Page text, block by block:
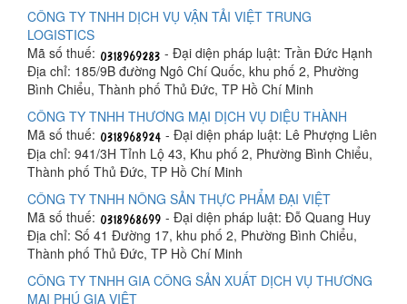
CÔNG TY TNHH DỊCH VỤ VẬN TẢI VIỆT TRUNG
LOGISTICS
Mã số thuế:
- Đại diện pháp luật: Trần Đức Hạnh
Địa chỉ: 185/9B đường Ngô Chí Quốc, khu phố 2, Phường
Bình Chiểu, Thành phố Thủ Đức, TP Hồ Chí Minh
CÔNG TY TNHH THƯƠNG MẠI DỊCH VỤ DIỆU THÀNH
Mã số thuế:
- Đại diện pháp luật: Lê Phượng Liên
Địa chỉ: 941/3H Tỉnh Lộ 43, Khu phố 2, Phường Bình Chiểu,
Thành phố Thủ Đức, TP Hồ Chí Minh
CÔNG TY TNHH NÔNG SẢN THỰC PHẨM ĐẠI VIỆT
Mã số thuế:
- Đại diện pháp luật: Đỗ Quang Huy
Địa chỉ: Số 41 Đường 17, khu phố 2, Phường Bình Chiểu,
Thành phố Thủ Đức, TP Hồ Chí Minh
CÔNG TY TNHH GIA CÔNG SẢN XUẤT DỊCH VỤ THƯƠNG
MẠI PHÚ GIA VIỆT